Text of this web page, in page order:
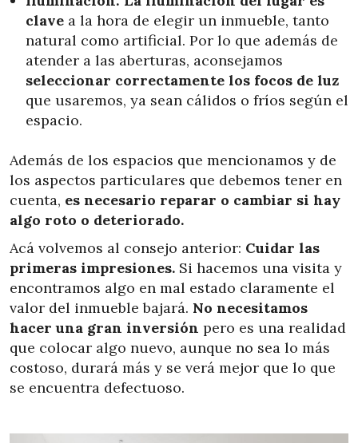
clave a la hora de elegir un inmueble, tanto
natural como artificial. Por lo que además de
atender a las aberturas, aconsejamos
seleccionar correctamente los focos de luz
que usaremos, ya sean cálidos o fríos según el
espacio.
Además de los espacios que mencionamos y de
los aspectos particulares que debemos tener en
cuenta, es necesario reparar o cambiar si hay
algo roto o deteriorado.
Acá volvemos al consejo anterior: Cuidar las
primeras impresiones. Si hacemos una visita y
encontramos algo en mal estado claramente el
valor del inmueble bajará. No necesitamos
hacer una gran inversión pero es una realidad
que colocar algo nuevo, aunque no sea lo más
costoso, durará más y se verá mejor que lo que
se encuentra defectuoso.